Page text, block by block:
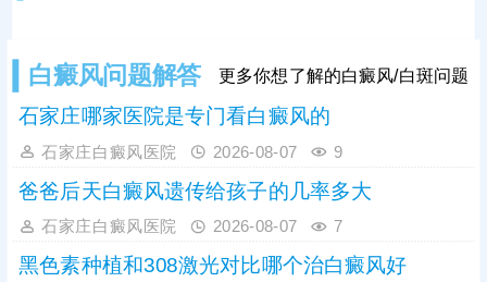
白癜风问题解答 更多你想了解的白癜风/白斑问题
石家庄哪家医院是专门看白癜风的
石家庄白癜风医院 2026-08-07 9
爸爸后天白癜风遗传给孩子的几率多大
石家庄白癜风医院 2026-08-07 7
黑色素种植和308激光对比哪个治白癜风好